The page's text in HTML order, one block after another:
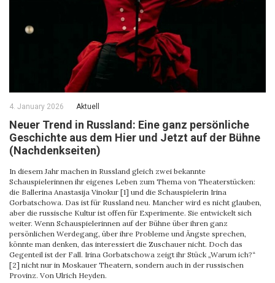
4. January 2026 Aktuell
Neuer Trend in Russland: Eine ganz persönliche
Geschichte aus dem Hier und Jetzt auf der Bühne
(Nachdenkseiten)
In diesem Jahr machen in Russland gleich zwei bekannte
Schauspielerinnen ihr eigenes Leben zum Thema von Theaterstücken:
die Ballerina Anastasija Vinokur [1] und die Schauspielerin Irina
Gorbatschowa. Das ist für Russland neu. Mancher wird es nicht glauben,
aber die russische Kultur ist offen für Experimente. Sie entwickelt sich
weiter. Wenn Schauspielerinnen auf der Bühne über ihren ganz
persönlichen Werdegang, über ihre Probleme und Ängste sprechen,
könnte man denken, das interessiert die Zuschauer nicht. Doch das
Gegenteil ist der Fall. Irina Gorbatschowa zeigt ihr Stück „Warum ich?“
[2] nicht nur in Moskauer Theatern, sondern auch in der russischen
Provinz. Von Ulrich Heyden.